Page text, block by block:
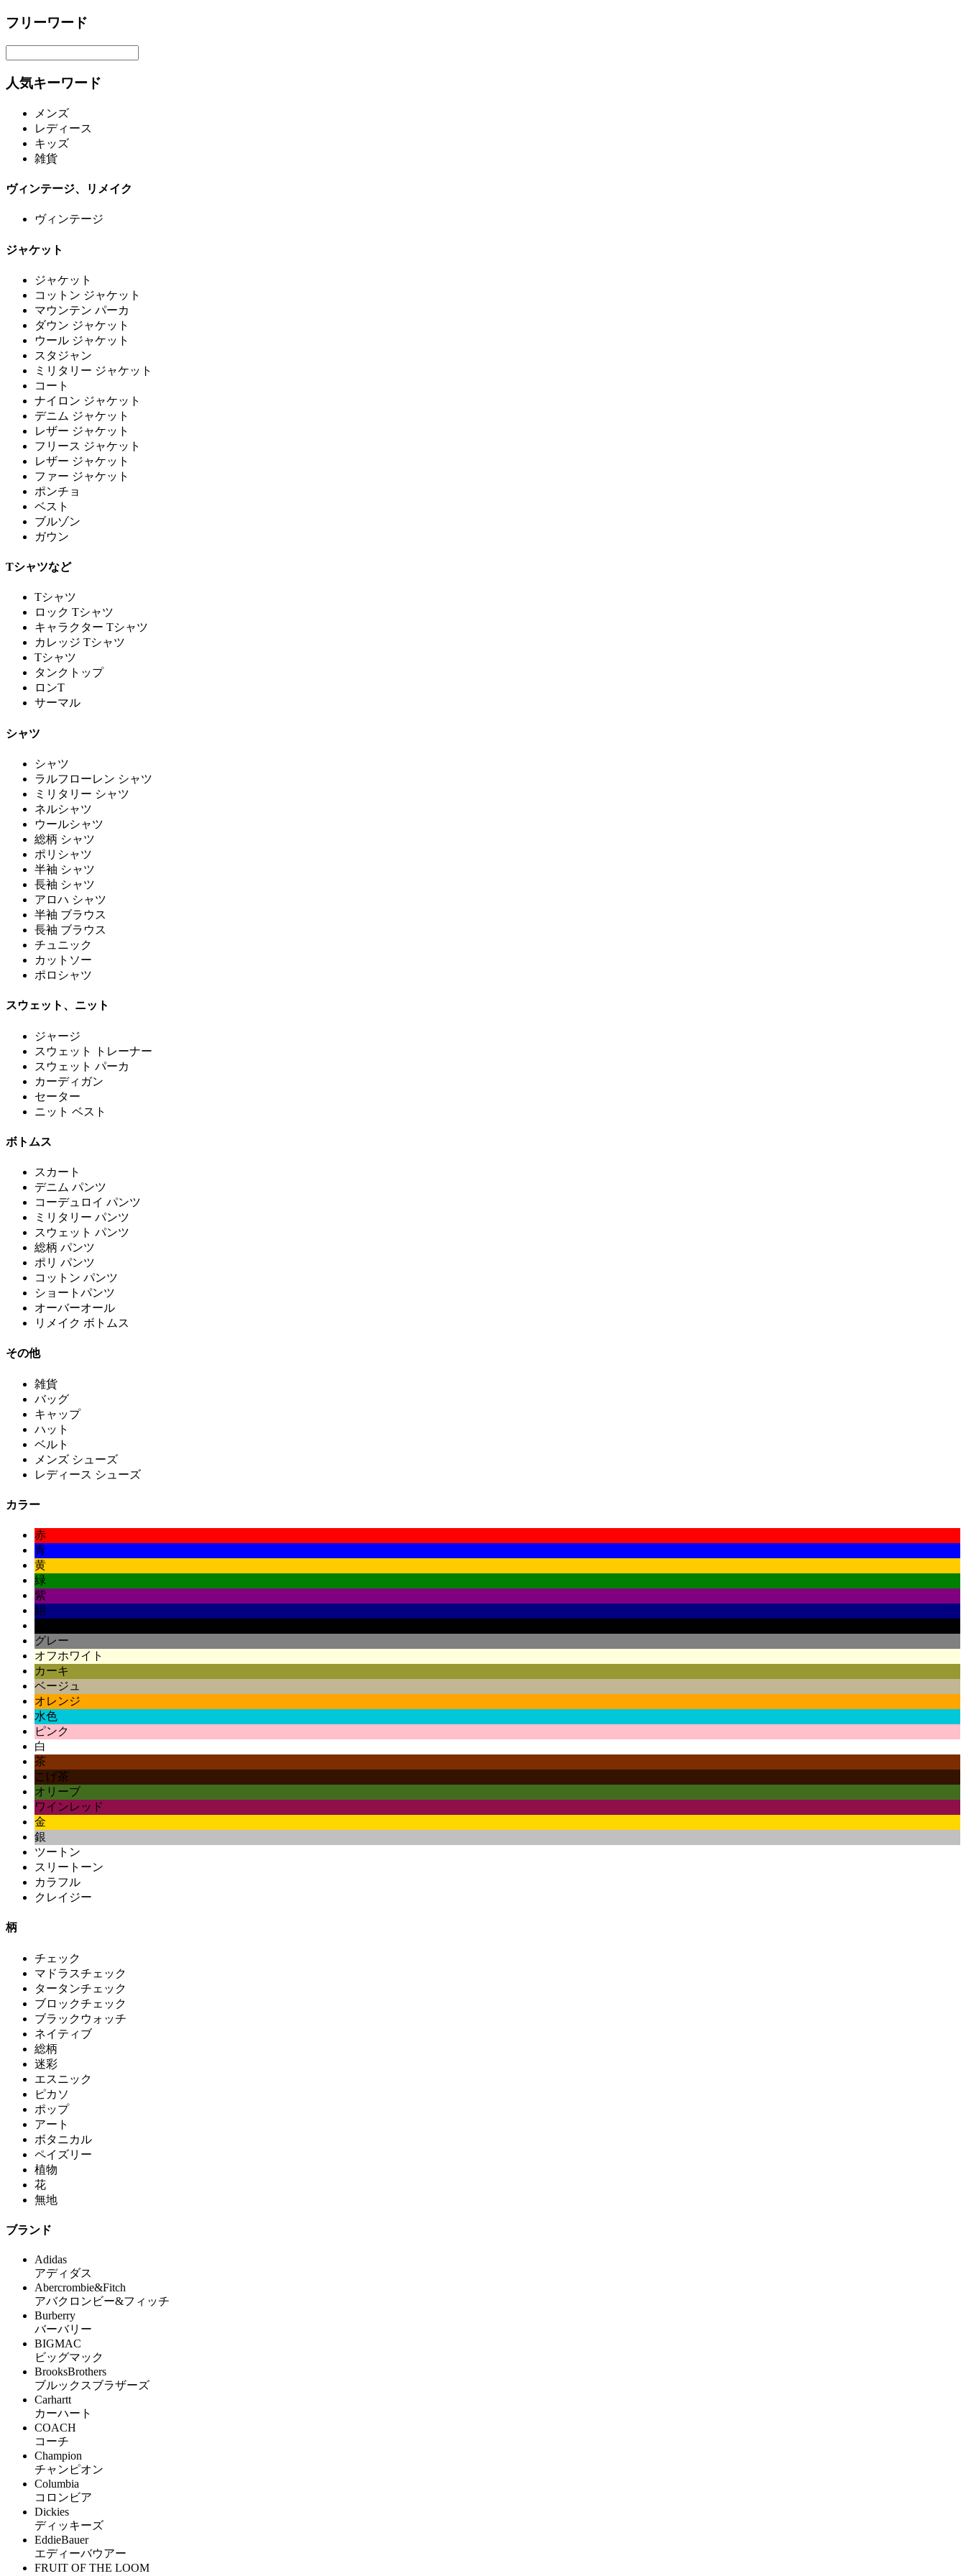
フリーワード
人気キーワード
メンズ
レディース
キッズ
雑貨
ヴィンテージ、リメイク
ヴィンテージ
ジャケット
ジャケット
コットン ジャケット
マウンテン パーカ
ダウン ジャケット
ウール ジャケット
スタジャン
ミリタリー ジャケット
コート
ナイロン ジャケット
デニム ジャケット
レザー ジャケット
フリース ジャケット
レザー ジャケット
ファー ジャケット
ポンチョ
ベスト
ブルゾン
ガウン
Tシャツなど
Tシャツ
ロック Tシャツ
キャラクター Tシャツ
カレッジ Tシャツ
Tシャツ
タンクトップ
ロンT
サーマル
シャツ
シャツ
ラルフローレン シャツ
ミリタリー シャツ
ネルシャツ
ウールシャツ
総柄 シャツ
ポリシャツ
半袖 シャツ
長袖 シャツ
アロハ シャツ
半袖 ブラウス
長袖 ブラウス
チュニック
カットソー
ポロシャツ
スウェット、ニット
ジャージ
スウェット トレーナー
スウェット パーカ
カーディガン
セーター
ニット ベスト
ボトムス
スカート
デニム パンツ
コーデュロイ パンツ
ミリタリー パンツ
スウェット パンツ
総柄 パンツ
ポリ パンツ
コットン パンツ
ショートパンツ
オーバーオール
リメイク ボトムス
その他
雑貨
バッグ
キャップ
ハット
ベルト
メンズ シューズ
レディース シューズ
カラー
赤
青
黄
緑
紫
紺
グレー
オフホワイト
カーキ
ベージュ
オレンジ
水色
ピンク
白
茶
こげ茶
オリーブ
ワインレッド
金
銀
ツートン
スリートーン
カラフル
クレイジー
柄
チェック
マドラスチェック
タータンチェック
ブロックチェック
ブラックウォッチ
ネイティブ
総柄
迷彩
エスニック
ピカソ
ポップ
アート
ボタニカル
ペイズリー
植物
花
無地
ブランド
Adidas
アディダス
Abercrombie&Fitch
アバクロンビー&フィッチ
Burberry
バーバリー
BIGMAC
ビッグマック
BrooksBrothers
ブルックスブラザーズ
Carhartt
カーハート
COACH
コーチ
Champion
チャンピオン
Columbia
コロンビア
Dickies
ディッキーズ
EddieBauer
エディーバウアー
FRUIT OF THE LOOM